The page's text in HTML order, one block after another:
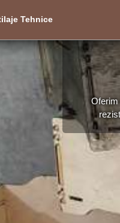
Tehnice
Oferim